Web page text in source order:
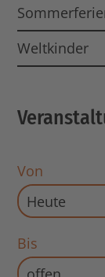
Weltkinder
Von
Bis